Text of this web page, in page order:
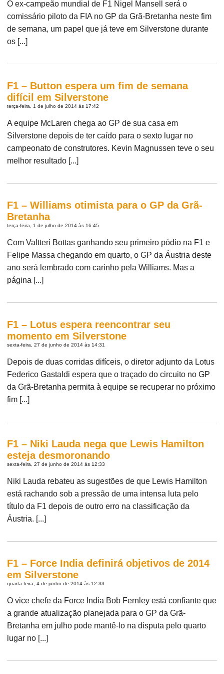
O ex-campeão mundial de F1 Nigel Mansell será o
comissário piloto da FIA no GP da Grã-Bretanha neste fim
de semana, um papel que já teve em Silverstone durante
os [...]
F1 – Button espera um fim de semana
difícil em Silverstone
terça-feira, 1 de julho de 2014 às 17:42
A equipe McLaren chega ao GP de sua casa em
Silverstone depois de ter caído para o sexto lugar no
campeonato de construtores. Kevin Magnussen teve o seu
melhor resultado [...]
F1 – Williams otimista para o GP da Grã-
Bretanha
terça-feira, 1 de julho de 2014 às 16:45
Com Valtteri Bottas ganhando seu primeiro pódio na F1 e
Felipe Massa chegando em quarto, o GP da Áustria deste
ano será lembrado com carinho pela Williams. Mas a
página [...]
F1 – Lotus espera reencontrar seu
momento em Silverstone
sexta-feira, 27 de junho de 2014 às 14:31
Depois de duas corridas difíceis, o diretor adjunto da Lotus
Federico Gastaldi espera que o traçado do circuito no GP
da Grã-Bretanha permita à equipe se recuperar no próximo
fim [...]
F1 – Niki Lauda nega que Lewis Hamilton
esteja desmoronando
sexta-feira, 27 de junho de 2014 às 12:33
Niki Lauda rebateu as sugestões de que Lewis Hamilton
está rachando sob a pressão de uma intensa luta pelo
título da F1 depois de outro erro na classificação da
Áustria. [...]
F1 – Force India definirá objetivos de 2014
em Silverstone
quarta-feira, 4 de junho de 2014 às 12:33
O vice chefe da Force India Bob Fernley está confiante que
a grande atualização planejada para o GP da Grã-
Bretanha em julho pode mantê-lo na disputa pelo quarto
lugar no [...]